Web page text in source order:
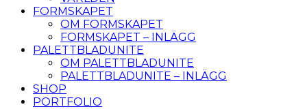
FORMSKAPET
OM FORMSKAPET
FORMSKAPET – INLÄGG
PALETTBLADUNITE
OM PALETTBLADUNITE
PALETTBLADUNITE – INLÄGG
SHOP
PORTFOLIO